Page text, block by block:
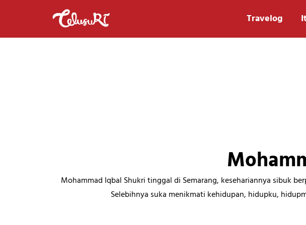
Travelog
Mohammad Iqbal Shukri tinggal di Semarang, kesehariannya sibuk
Selebihnya suka menikmati kehidupan, hidupku,